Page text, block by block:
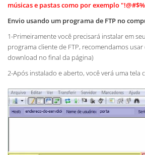
músicas e pastas como por exemplo
Envio usando um programa de FTP no
1-Primeiramente você precisará instalar em
programa cliente de FTP, recomendamos usar
download no final da página)
2-Após instalado e aberto, você verá uma tela